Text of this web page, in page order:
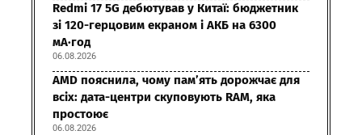
Redmi 17 5G дебютував у Китаї: бюджетник
зі 120-герцовим екраном і АКБ на 6300
мА·год
06.08.2026
AMD пояснила, чому пам’ять дорожчає для
всіх: дата-центри скуповують RAM, яка
простоює
06.08.2026